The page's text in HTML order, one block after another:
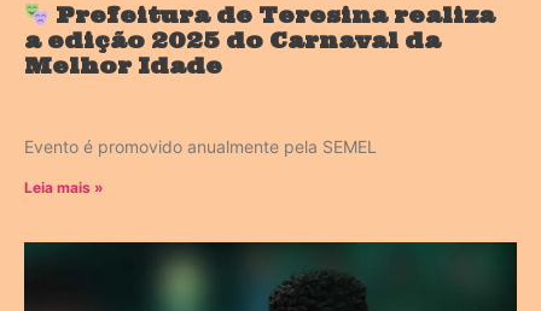
Prefeitura de Teresina realiza
a edição 2025 do Carnaval da
Melhor Idade
Evento é promovido anualmente pela SEMEL
Leia mais »